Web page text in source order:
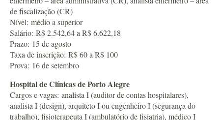
de fiscalização (CR)
Nível: médio a superior
Salário: R$ 2.542,64 a R$ 6.622,18
Prazo: 15 de agosto
Taxa de inscrição: R$ 60 a R$ 100
Prova: 16 de setembro
Hospital de Clínicas de Porto Alegre
Cargos e vagas: analista I (auditor de contas hospitalares),
analista I (design), arquiteto I ou engenheiro I (segurança do
trabalho), fisioterapeuta I (ambulatório de fisiatria), médico I